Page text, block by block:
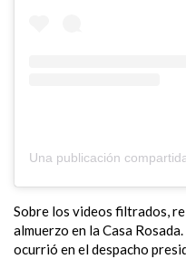
Sobre los videos filtrados,
almuerzo en la Casa
ocurrió en el despacho